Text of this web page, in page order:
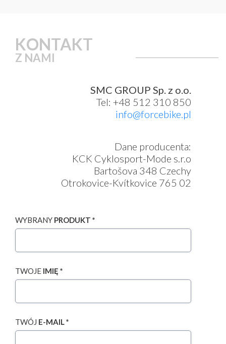
KONTAKT
Z NAMI
SMC GROUP Sp. z o.o.
Tel: +48 512 310 850
info@forcebike.pl
Dane producenta:
KCK Cyklosport-Mode s.r.o
Bartošova 348 Czechy
Otrokovice-Kvítkovice 765 02
WYBRANY PRODUKT *
TWOJE IMIĘ *
TWÓJ E-MAIL *